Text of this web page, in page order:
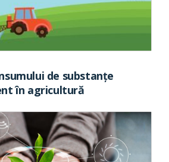
de substanțe
în agricultură